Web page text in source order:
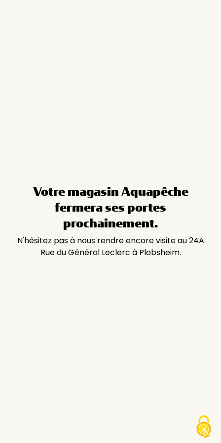
Votre magasin Aquapêche
fermera ses portes
prochainement.
N'hésitez pas à nous rendre encore visite au 24A
Rue du Général Leclerc à Plobsheim.